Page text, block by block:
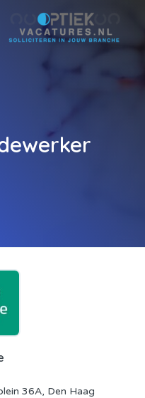
36A, Den Haag